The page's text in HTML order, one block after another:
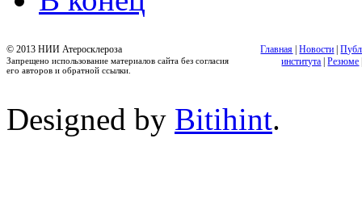
© 2013 НИИ Атеросклероза
Запрещено использование материалов сайта без согласия
его авторов и обратной ссылки.
Главная |Новости |
института |Резюме
Designed by Bitihint.